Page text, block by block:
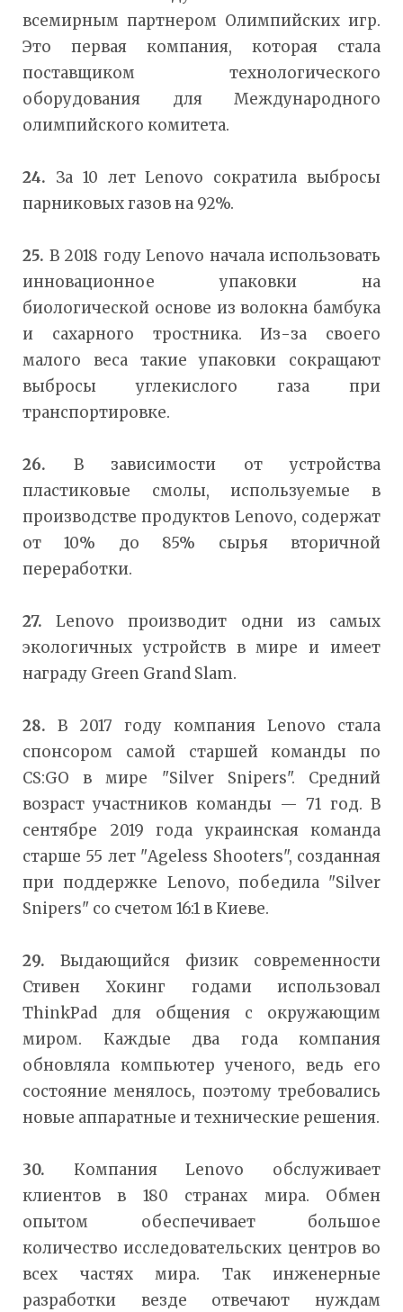
всемирным партнером Олимпийских игр.
Это первая компания, которая стала
поставщиком технологического
оборудования для Международного
олимпийского комитета.
24. За 10 лет Lenovo сократила выбросы
парниковых газов на 92%.
25. В 2018 году Lenovo начала использовать
инновационное упаковки на
биологической основе из волокна бамбука
и сахарного тростника. Из-за своего
малого веса такие упаковки сокращают
выбросы углекислого газа при
транспортировке.
26. В зависимости от устройства
пластиковые смолы, используемые в
производстве продуктов Lenovo, содержат
от 10% до 85% сырья вторичной
переработки.
27. Lenovo производит одни из самых
экологичных устройств в мире и имеет
награду Green Grand Slam.
28. В 2017 году компания Lenovo стала
спонсором самой старшей команды по
CS:GO в мире "Silver Snipers". Средний
возраст участников команды — 71 год. В
сентябре 2019 года украинская команда
старше 55 лет "Ageless Shooters", созданная
при поддержке Lenovo, победила "Silver
Snipers" со счетом 16:1 в Киеве.
29. Выдающийся физик современности
Стивен Хокинг годами использовал
ThinkPad для общения с окружающим
миром. Каждые два года компания
обновляла компьютер ученого, ведь его
состояние менялось, поэтому требовались
новые аппаратные и технические решения.
30. Компания Lenovo обслуживает
клиентов в 180 странах мира. Обмен
опытом обеспечивает большое
количество исследовательских центров во
всех частях мира. Так инженерные
разработки везде отвечают нуждам